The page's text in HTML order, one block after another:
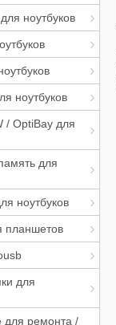
ноутбуков
ноутбуков
/ OptiBay для
для
ноутбуков
планшетов
для
для ремонта /